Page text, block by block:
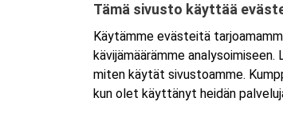
henkinen ensiapu
Koulutuksesta on myös
jatkokoulutuspäivä (vain 1
Tämä sivusto käyttää
Käytämme evästeitä
kävijämäärämme
miten käytät sivustoamme.
kun olet käyttänyt heidän